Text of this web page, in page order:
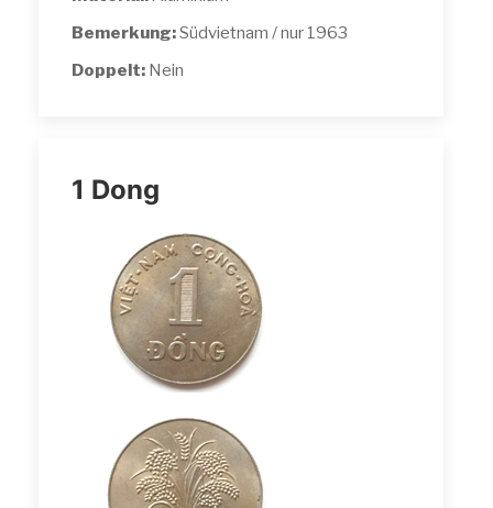
Bemerkung:Südvietnam / nur 1963
Doppelt: Nein
1 Dong